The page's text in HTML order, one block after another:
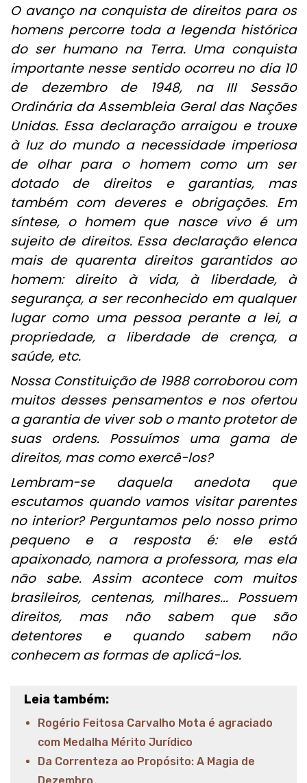
O avanço na conquista de direitos para os
homens percorre toda a legenda histórica
do ser humano na Terra. Uma conquista
importante nesse sentido ocorreu no dia 10
de dezembro de 1948, na III Sessão
Ordinária da Assembleia Geral das Nações
Unidas. Essa declaração arraigou e trouxe
à luz do mundo a necessidade imperiosa
de olhar para o homem como um ser
dotado de direitos e garantias, mas
também com deveres e obrigações. Em
síntese, o homem que nasce vivo é um
sujeito de direitos. Essa declaração elenca
mais de quarenta direitos garantidos ao
homem: direito à vida, à liberdade, à
segurança, a ser reconhecido em qualquer
lugar como uma pessoa perante a lei, a
propriedade, a liberdade de crença, a
saúde, etc.
Nossa Constituição de 1988 corroborou com
muitos desses pensamentos e nos ofertou
a garantia de viver sob o manto protetor de
suas ordens. Possuímos uma gama de
direitos, mas como exercê-los?
Lembram-se daquela anedota que
escutamos quando vamos visitar parentes
no interior? Perguntamos pelo nosso primo
pequeno e a resposta é: ele está
apaixonado, namora a professora, mas ela
não sabe. Assim acontece com muitos
brasileiros, centenas, milhares... Possuem
direitos, mas não sabem que são
detentores e quando sabem não
conhecem as formas de aplicá-los.
Leia também:
Rogério Feitosa Carvalho Mota é agraciado
com Medalha Mérito Jurídico
Da Correnteza ao Propósito: A Magia de